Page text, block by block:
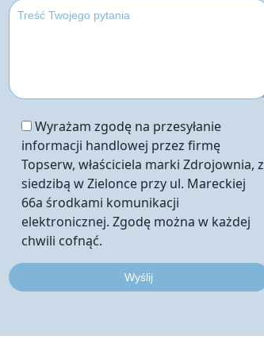
Wyrażam zgodę na przesyłanie
informacji handlowej przez firmę
Topserw, właściciela marki Zdrojownia, z
siedzibą w Zielonce przy ul. Mareckiej
66a środkami komunikacji
elektronicznej. Zgodę można w każdej
chwili cofnąć.